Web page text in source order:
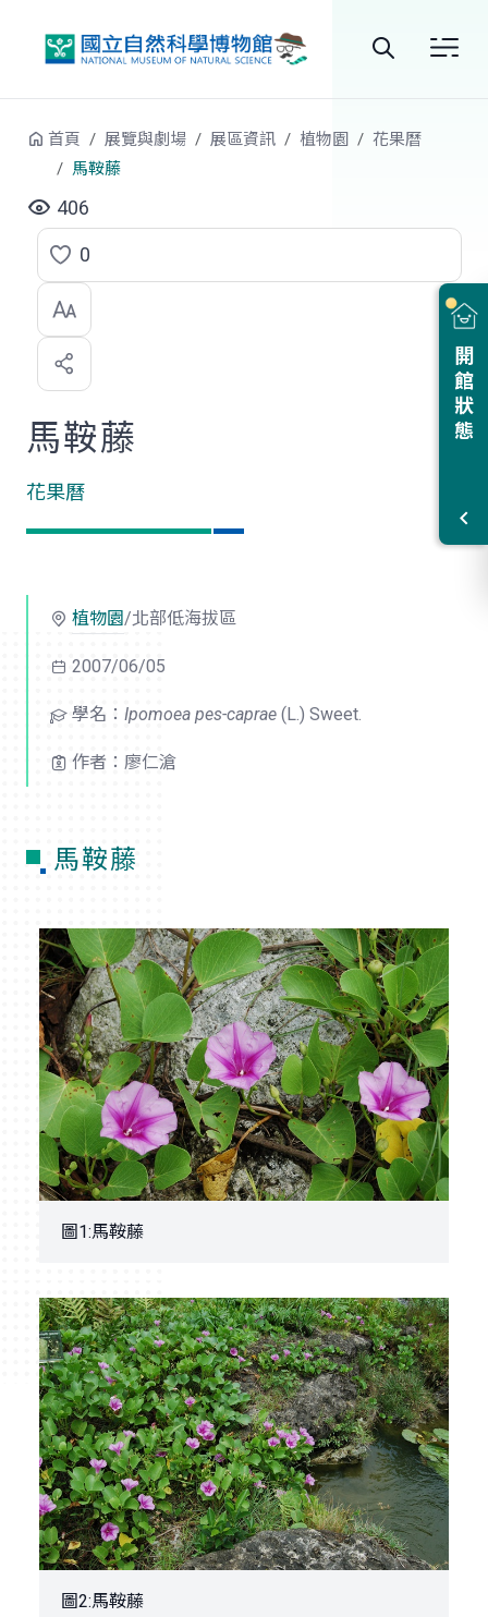
站
開館狀態
首頁 展覽與劇場 展區資訊 植物園
花果曆
馬鞍藤
406
點
選
喜
歡
0
馬鞍藤
花果曆
植物園/北部低海拔區
2007/06/05
學名： Ipomoea pes-caprae (L.) Sweet.
作者：廖仁滄
馬鞍藤
圖1:馬鞍藤
圖2:馬鞍藤